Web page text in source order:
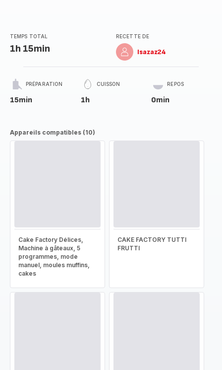
TEMPS TOTAL
1h 15min
RECETTE DE
Isazaz24
PRÉPARATION
15min
CUISSON
1h
REPOS
0min
Appareils compatibles (10)
Cake Factory Délices,
Machine à gâteaux, 5
programmes, mode
manuel, moules muffins,
cakes
CAKE FACTORY TUTTI
FRUTTI